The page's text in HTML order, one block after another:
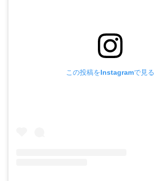
この投稿をInstagramで見る